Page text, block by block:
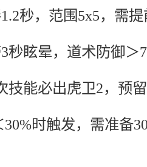
秒，范围5x5，需提
眩晕，道术防御＞
能必出虎卫2，预
时触发，需准备